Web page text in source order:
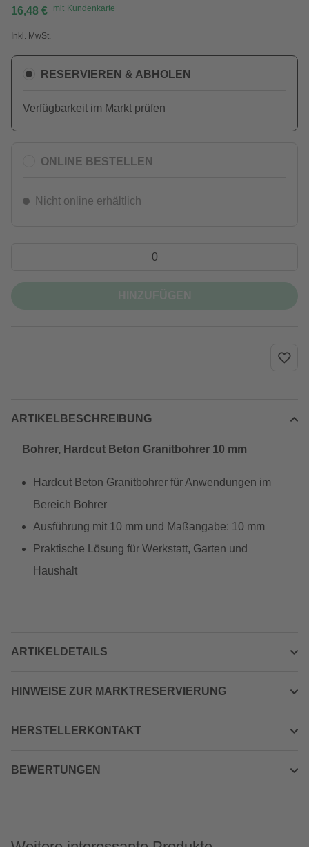
16,48 € mit Kundenkarte
Inkl. MwSt.
RESERVIEREN & ABHOLEN
Verfügbarkeit im Markt prüfen
ONLINE BESTELLEN
Nicht online erhältlich
ARTIKELBESCHREIBUNG
Bohrer, Hardcut Beton Granitbohrer 10 mm
Hardcut Beton Granitbohrer für Anwendungen im
Bereich Bohrer
Ausführung mit 10 mm und Maßangabe: 10 mm
Praktische Lösung für Werkstatt, Garten und
Haushalt
ARTIKELDETAILS
HINWEISE ZUR MARKTRESERVIERUNG
HERSTELLERKONTAKT
BEWERTUNGEN